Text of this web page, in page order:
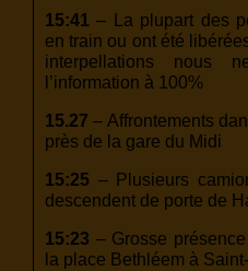
15:41 – La plupart des
en train ou ont été
interpellations nous
l’information à 100%
15.27 – Affrontements
près de la gare du Midi
15:25 – Plusieurs
descendent de porte de
15:23 – Grosse
la place Bethléem à